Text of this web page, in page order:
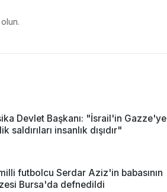
Devlet Başkanı: "İsrail'in Gazze'ye
saldırıları insanlık dışıdır"
futbolcu Serdar Aziz'in babasının
Bursa'da defnedildi